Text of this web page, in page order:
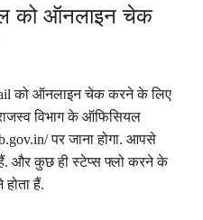
को ऑनलाइन चेक
को ऑनलाइन चेक करने के लिए
विभाग के ऑफिसियल
पर जाना होगा. आपसे
और कुछ ही स्टेप्स फ्लो करने के
हैं.